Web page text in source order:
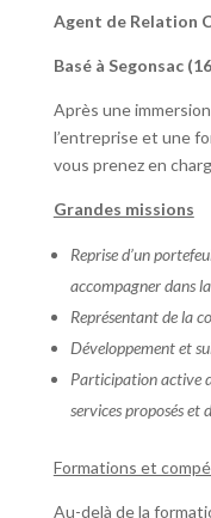
Agent de Relation
Basé à Segonsac
Après une
l’entreprise et une
vous prenez en
Grandes missions
Reprise d’un
accompagner dans
Représentant de la
Développement et
Participation active
services proposés et
Formations et
Au-delà de la